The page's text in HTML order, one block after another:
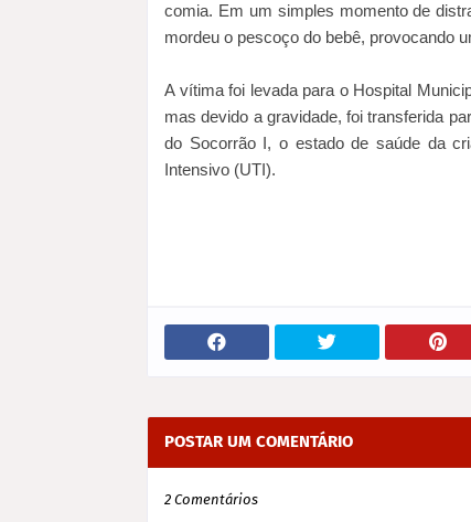
comia. Em um simples momento de
mordeu o pescoço do bebê, provocando
A vítima foi levada para o Hospital
mas devido a gravidade, foi transferida
do Socorrão I, o estado de saúde da
Intensivo (UTI).
POSTAR UM COMENTÁRIO
2 Comentários